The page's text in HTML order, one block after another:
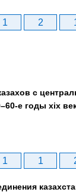
1 2
с
е годы xix
1 1